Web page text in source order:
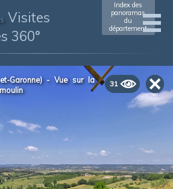
Visites
360°
Index des
panoramas
du
département
31
Garonne) - Vue sur la